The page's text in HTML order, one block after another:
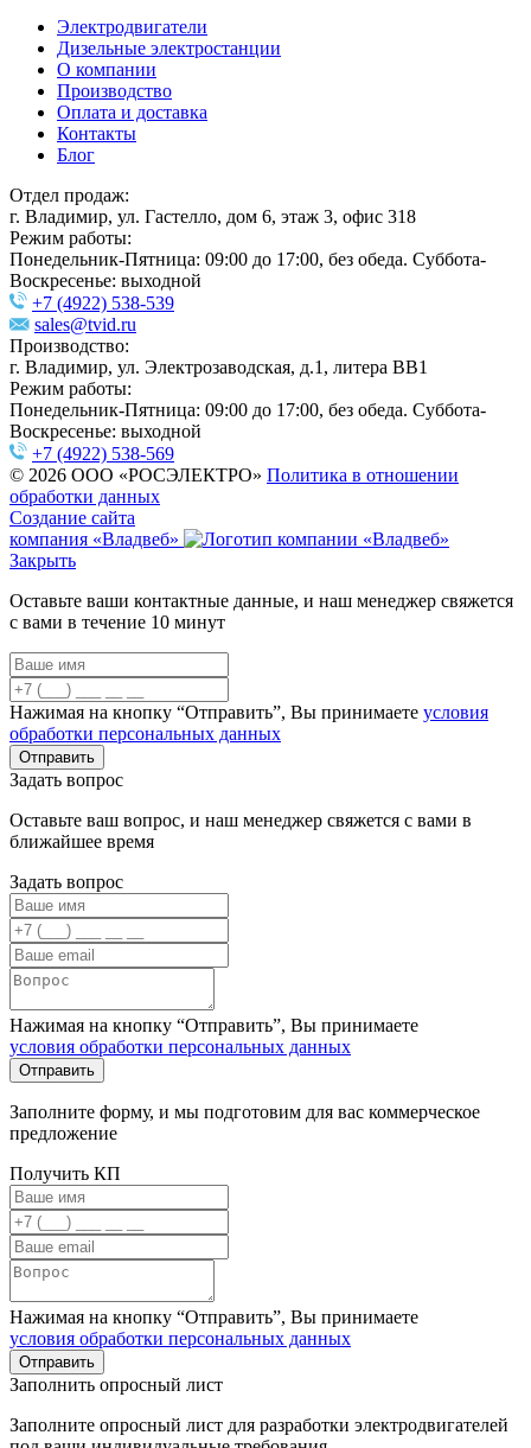
Электродвигатели
Дизельные электростанции
О компании
Производство
Оплата и доставка
Контакты
Блог
Отдел продаж:
г. Владимир, ул. Гастелло, дом 6, этаж 3, офис 318
Режим работы:
Понедельник-Пятница: 09:00 до 17:00, без обеда. Суббота-
Воскресенье: выходной
+7 (4922) 538-539
sales@tvid.ru
Производство:
г. Владимир, ул. Электрозаводская, д.1, литера ВВ1
Режим работы:
Понедельник-Пятница: 09:00 до 17:00, без обеда. Суббота-
Воскресенье: выходной
+7 (4922) 538-569
© 2026 ООО «РОСЭЛЕКТРО» Политика в отношении
обработки данных
Создание сайта
компания «Владвеб»
Закрыть
Оставьте ваши контактные данные, и наш менеджер свяжется
с вами в течение 10 минут
Нажимая на кнопку “Отправить”, Вы принимаете условия
обработки персональных данных
Задать вопрос
Оставьте ваш вопрос, и наш менеджер свяжется с вами в
ближайшее время
Задать вопрос
Нажимая на кнопку “Отправить”, Вы принимаете
условия обработки персональных данных
Заполните форму, и мы подготовим для вас коммерческое
предложение
Получить КП
Нажимая на кнопку “Отправить”, Вы принимаете
условия обработки персональных данных
Заполнить опросный лист
Заполните опросный лист для разработки электродвигателей